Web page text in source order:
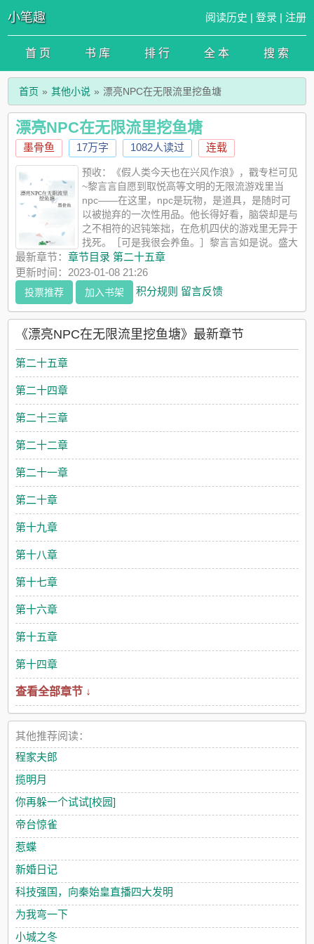
小笔趣 阅读历史 | 登录 | 注册
首 页 书 库 排 行 全 本 搜 索
首页 其他小说 漂亮NPC在无限流里挖鱼塘
漂亮NPC在无限流里挖鱼塘
墨骨鱼 17万字 1082人读过 连载
预收：《假人类今天也在兴风作浪》，戳专栏可见
~黎言言自愿到取悦高等文明的无限流游戏里当
npc——在这里，npc是玩物，是道具，是随时可
以被抛弃的一次性用品。他长得好看，脑袋却是与
之不相符的迟钝笨拙，在危机四伏的游戏里无异于
找死。［可是我很会养鱼。］黎言言如是说。盛大
豪华的游轮上，游轮主人为他沉船。华丽复杂的帷幕后，男主演
为他指明唯一逃生的路。精致明亮的公寓里，邪神为他剖出自己
的心脏……游戏最后，一向对他百依百顺的鱼塘追问：“言言是最
喜欢我的吗？”“当然，最喜欢你。”黎言言漫不经心地回复，不小
心点到了群发。下一秒，聊天软件的提示音响个不停。黎言言：
……哦豁q：如何通关［豪华游轮］等一系列游戏副本？a：谢
邀，玩游戏当然要找大腿抱啦1：要长得好看2：还要听话能打3：
须知：1又坏又笨大美人受x被坏蛋玩弄的傻狗攻，攻受彼此身心
唯一2切片攻，受只对主人格回感情箭头3非纯恐怖类4日更预收：
《假人类今天也在兴风作浪》，戳专栏可见~即使是道士，也不可
以脱离社会。师父说完这句话，就把懒得出奇的艳鬼重秋丢下
山，打包扔进了帝国军事学校。在这里的学生兽型一个比一个恐
怖凶猛，百米长的森蚺，巨大獠牙的剑齿虎，一拳一艘小型飞艇
的棕熊……唯独没有人类。未来社会，人类成为珍惜物种，享有
各个方面的特权。重秋笑眯眯的：哦，是吗？新生中的唯一人类
得到了所有毛茸茸的追捧。直到入学考试，他一张黄纸定住了即
将扑上来的虫兽，一道咒语引出天雷，甚至还能凭空变出清水。
不要成为下一个帝国战将翻版！重秋不知道，他少看了半句话：
当他看到电视上直接撕碎虫母头颅，被誉为帝国第一将军的白传
眼。
最新章节：章节目录 第二十五章
更新时间：2023-01-08 21:26
投票推荐 加入书架 积分规则 留言反馈
《漂亮NPC在无限流里挖鱼塘》最新章节
第二十五章
第二十四章
第二十三章
第二十二章
第二十一章
第二十章
第十九章
第十八章
第十七章
第十六章
第十五章
第十四章
查看全部章节 ↓
其他推荐阅读：
程家夫郎
揽明月
你再躲一个试试[校园]
帝台惊雀
惹蝶
新婚日记
科技强国，向秦始皇直播四大发明
为我弯一下
小城之冬